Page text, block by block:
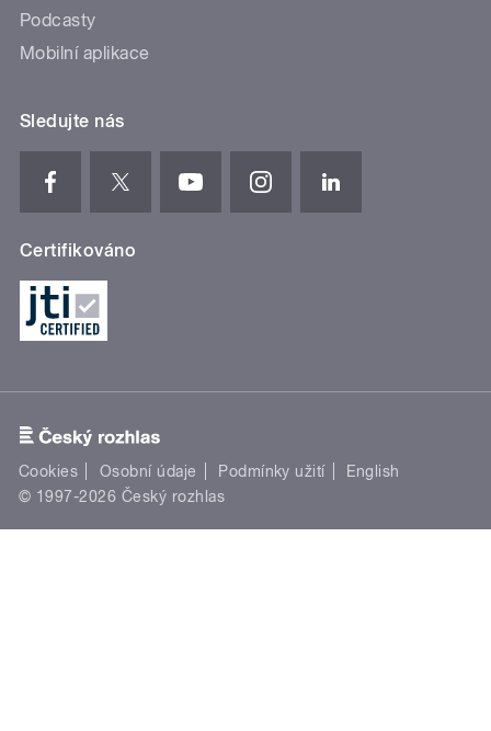
Podcasty
Mobilní aplikace
Sledujte nás
Certifikováno
Cookies Osobní údaje Podmínky užití
English
© 1997-2026 Český rozhlas